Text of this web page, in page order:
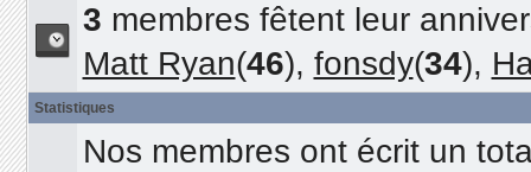
3 membres fêtent leur
Matt Ryan(46), fonsdy(34),
Statistiques
Nos membres ont écrit un